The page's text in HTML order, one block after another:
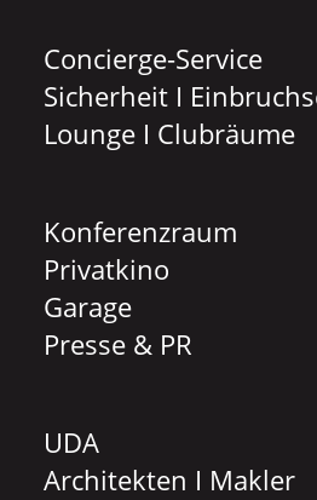
Concierge-Service
Sicherheit I
Lounge I Clubräume
Konferenzraum
Privatkino
Garage
Presse & PR
UDA
Architekten I Makler